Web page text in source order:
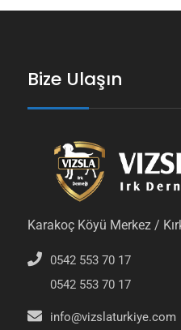
Bize Ulaşın
Karakoç Köyü Merkez /
0542 553 70 17
0542 553 70 17
info@vizslaturkiye.com